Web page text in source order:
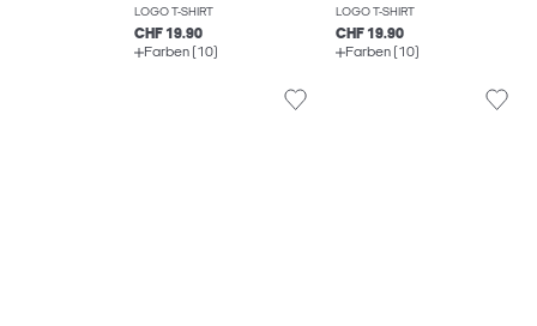
LOGO T-SHIRT
CHF 19.90
Farben (10)
LOGO T-SHIRT
CHF 19.90
Farben (10)